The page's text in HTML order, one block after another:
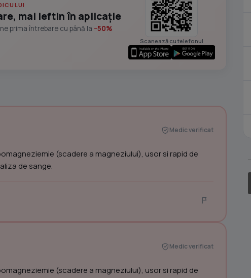
mai ieftin în aplicație
prima întrebare cu până la −50%
Scanează cu telefonul
Medic verificat
(scadere a magneziului), usor si rapid de
de sange.
Medic verificat
(scadere a magneziului), usor si rapid de